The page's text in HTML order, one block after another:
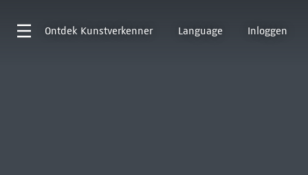
Ontdek Kunstverkenner Language Inloggen